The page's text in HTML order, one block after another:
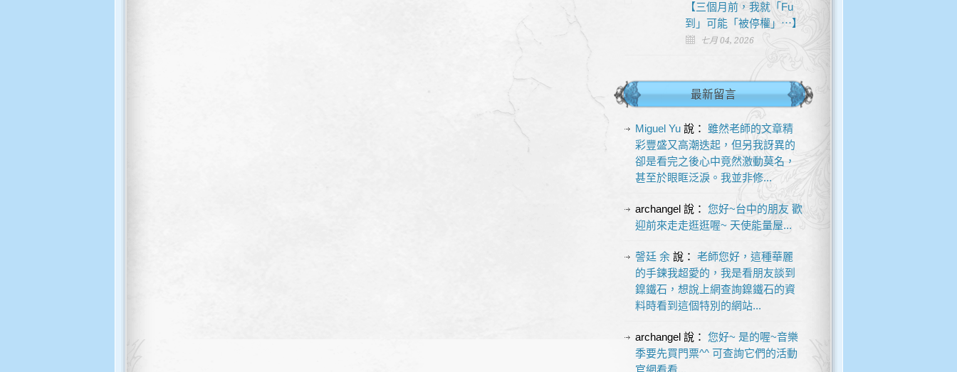
【三個月前，我就「Fu
到」可能「被停權」⋯】
七月 04, 2026
最新留言
Miguel Yu說： 雖然老師的文章精
彩豐盛又高潮迭起，但另我訝異的
卻是看完之後心中竟然激動莫名，
甚至於眼眶泛淚。我並非修...
archangel說： 您好~台中的朋友 歡
迎前來走走逛逛喔~ 天使能量屋...
謦廷 余說： 老師您好，這種華麗
的手鍊我超愛的，我是看朋友談到
鎳鐵石，想說上網查詢鎳鐵石的資
料時看到這個特別的網站...
archangel說： 您好~ 是的喔~音樂
季要先買門票^^ 可查詢它們的活動
官網看看...